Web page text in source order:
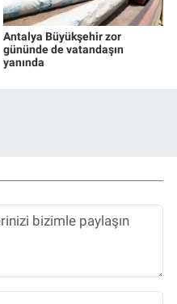
Antalya Büyükşehir zor
gününde de vatandaşın
yanında